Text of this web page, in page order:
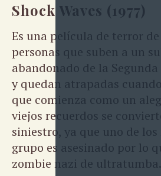
Shock Waves (1977)
Es una película de terror
personas que suben a un
abandonado de la
y quedan atrapadas
que comienza como un
viejos recuerdos se
siniestro, ya que uno de
grupo es asesinado por lo
zombie nazi de ultratumba.